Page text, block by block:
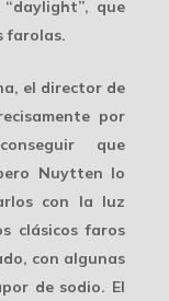
que
farolas.
el director de
por
que
Nuytten lo
con la luz
clásicos faros
con algunas
de sodio. El